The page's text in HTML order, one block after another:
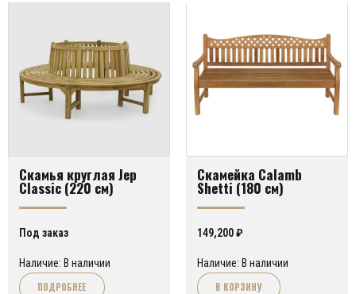
Скамья круглая Jep
Classic (220 см)
Под заказ
Наличие: В наличии
ПОДРОБНЕЕ
Cкамейка Calamb
Shetti (180 см)
149,200₽
Наличие: В наличии
В КОРЗИНУ